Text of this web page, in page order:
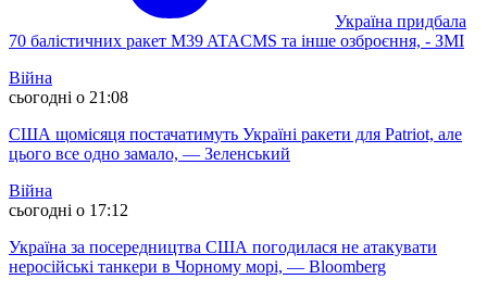
Україна придбала
70 балістичних ракет M39 ATACMS та інше озброєння, - ЗМІ
Війна
сьогодні о 21:08
США щомісяця постачатимуть Україні ракети для Patriot, але
цього все одно замало, — Зеленський
Війна
сьогодні о 17:12
Україна за посередництва США погодилася не атакувати
неросійські танкери в Чорному морі, — Bloomberg